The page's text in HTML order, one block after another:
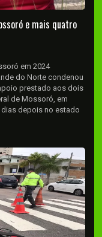
e mais quatro
em 2024
do Norte condenou
prestado aos dois
de Mossoró, em
depois no estado